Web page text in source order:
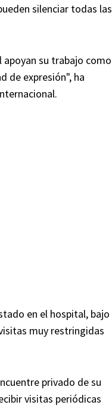
silenciar todas las
apoyan su trabajo como
de expresión", ha
en el hospital, bajo
muy restringidas
privado de su
visitas periódicas